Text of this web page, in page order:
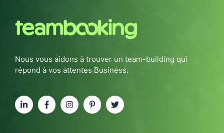
Nous vous aidons à trouver un team-building qui
répond à vos attentes Business.